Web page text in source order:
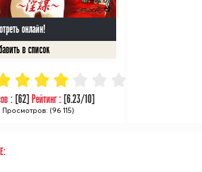
онлайн!
: [62] Рейтинг : [6.23/10]
Просмотров: (96 115)